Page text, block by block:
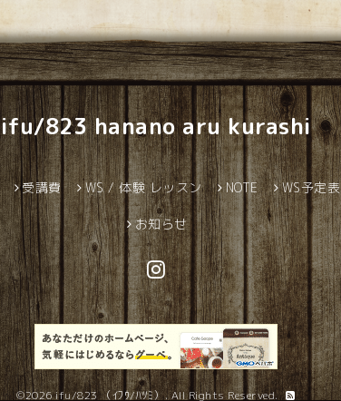
ifu/823 hanano aru kurashi
受講費 WS / 体験 レッスン NOTE WS予定表
お知らせ
©2026ifu/823 （ｲﾌｳ/ﾊﾂﾐ）. All Rights Reserved.